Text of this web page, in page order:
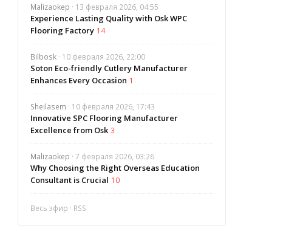
Malizaokep · 13 февраля 2026, 04:55
Experience Lasting Quality with Osk WPC
Flooring Factory 14
Bilbosk · 10 февраля 2026, 22:00
Soton Eco-friendly Cutlery Manufacturer
Enhances Every Occasion 1
Sheilasem · 10 февраля 2026, 17:43
Innovative SPC Flooring Manufacturer
Excellence from Osk 3
Malizaokep · 7 февраля 2026, 03:26
Why Choosing the Right Overseas Education
Consultant is Crucial 10
Весь эфир · RSS